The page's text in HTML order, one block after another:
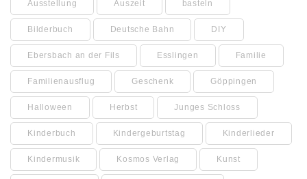
Ausstellung Auszeit basteln
Bilderbuch Deutsche Bahn DIY
Ebersbach an der Fils Esslingen Familie
Familienausflug Geschenk Göppingen
Halloween Herbst Junges Schloss
Kinderbuch Kindergeburtstag Kinderlieder
Kindermusik Kosmos Verlag Kunst